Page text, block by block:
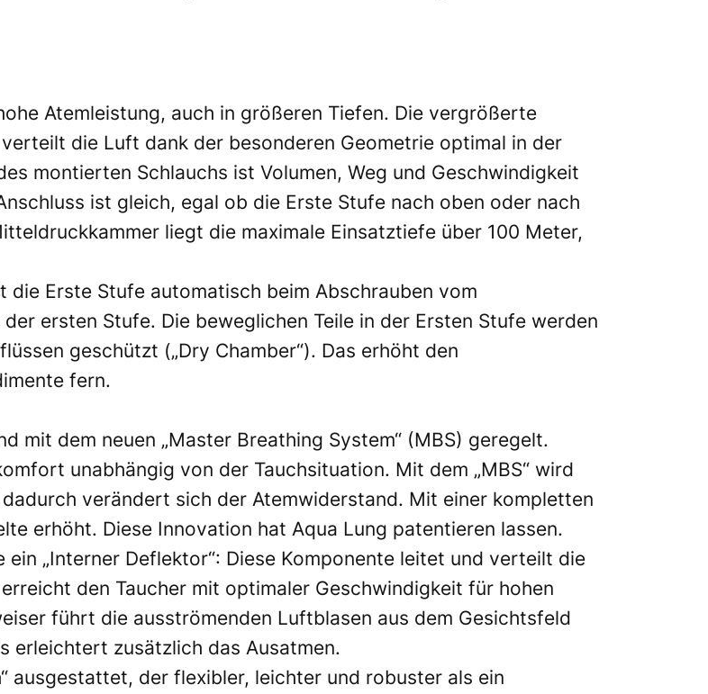
Atemleistung, auch in größeren Tiefen. Die vergrößerte
die Luft dank der besonderen Geometrie optimal in der
montierten Schlauchs ist Volumen, Weg und Geschwindigkeit
ist gleich, egal ob die Erste Stufe nach oben oder nach
liegt die maximale Einsatztiefe über 100 Meter,
die Erste Stufe automatisch beim Abschrauben vom
ersten Stufe. Die beweglichen Teile in der Ersten Stufe werden
geschützt („Dry Chamber“). Das erhöht den
fern.
mit dem neuen „Master Breathing System“ (MBS) geregelt.
unabhängig von der Tauchsituation. Mit dem „MBS“ wird
verändert sich der Atemwiderstand. Mit einer kompletten
erhöht. Diese Innovation hat Aqua Lung patentieren lassen.
„Interner Deflektor“: Diese Komponente leitet und verteilt die
den Taucher mit optimaler Geschwindigkeit für hohen
führt die ausströmenden Luftblasen aus dem Gesichtsfeld
erleichtert zusätzlich das Ausatmen.
ausgestattet, der flexibler, leichter und robuster als ein